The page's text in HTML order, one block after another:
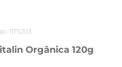
: 1175203
Orgânica 120g